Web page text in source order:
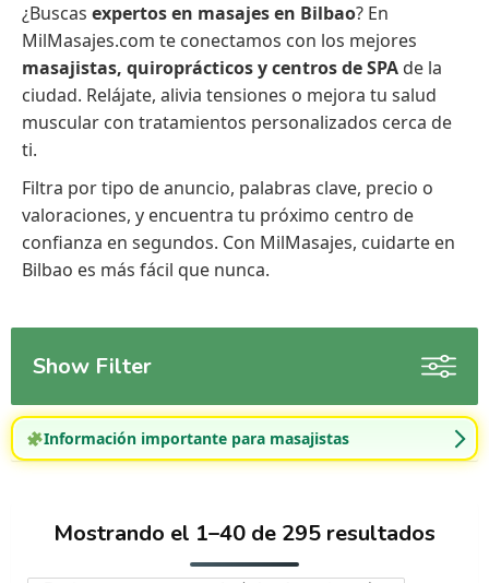
¿Buscas expertos en masajes en Bilbao? En
MilMasajes.com te conectamos con los mejores
masajistas, quiroprácticos y centros de SPA de la
ciudad. Relájate, alivia tensiones o mejora tu salud
muscular con tratamientos personalizados cerca de
ti.
Filtra por tipo de anuncio, palabras clave, precio o
valoraciones, y encuentra tu próximo centro de
confianza en segundos. Con MilMasajes, cuidarte en
Bilbao es más fácil que nunca.
Show Filter
Información importante para masajistas
Mostrando el 1–40 de 295 resultados